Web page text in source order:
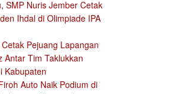
SMP Nuris Jember Cetak
Ihdal di Olimpiade IPA
Pejuang Lapangan
Antar Tim Taklukkan
Kabupaten
Auto Naik Podium di